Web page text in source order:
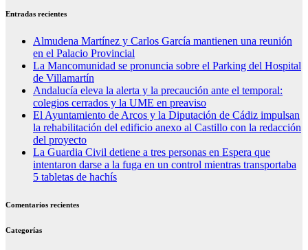
Entradas recientes
Almudena Martínez y Carlos García mantienen una reunión
en el Palacio Provincial
La Mancomunidad se pronuncia sobre el Parking del Hospital
de Villamartín
Andalucía eleva la alerta y la precaución ante el temporal:
colegios cerrados y la UME en preaviso
El Ayuntamiento de Arcos y la Diputación de Cádiz impulsan
la rehabilitación del edificio anexo al Castillo con la redacción
del proyecto
La Guardia Civil detiene a tres personas en Espera que
intentaron darse a la fuga en un control mientras transportaba
5 tabletas de hachís
Comentarios recientes
Categorías